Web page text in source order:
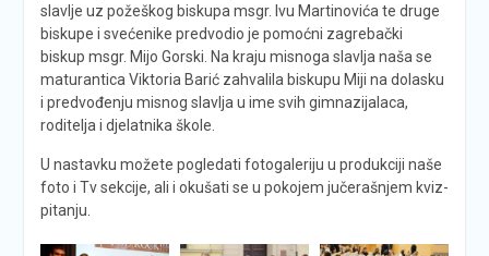
slavlje uz požeškog biskupa msgr. Ivu Martinovića te druge
biskupe i svećenike predvodio je pomoćni zagrebački
biskup msgr. Mijo Gorski. Na kraju misnoga slavlja naša se
maturantica Viktoria Barić zahvalila biskupu Miji na dolasku
i predvođenju misnog slavlja u ime svih gimnazijalaca,
roditelja i djelatnika škole.
U nastavku možete pogledati fotogaleriju u produkciji naše
foto i Tv sekcije, ali i okušati se u pokojem jučerašnjem kviz-
pitanju.